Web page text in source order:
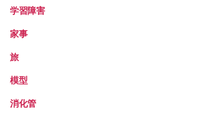
学習障害
家事
旅
模型
消化管